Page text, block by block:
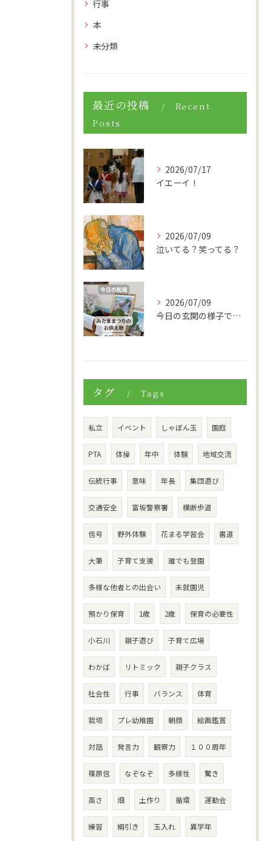
行事
本
未分類
最近の投稿
Recent
Posts
2026/07/17
イエーイ！
2026/07/09
泣いてる？笑ってる？
2026/07/09
今日の玄関の様子です。
タグ Tags
私立 イベント しゃぼん玉 園庭
PTA 体操 年中 体験 地域交流
伝統行事 意味 年長 集団遊び
交通安全 富坂警察署 横断歩道
信号 野外体験 花まる学習会 書道
大筆 子育て支援 誰でも登園
多様な他者との出会い 未就園児
預かり保育 1歳 2歳 保育の必要性
小石川 親子遊び 子育て広場
わかば リトミック 親子クラス
社会性 行事 バランス 体育
栽培 プレ幼稚園 朝顔 絵画鑑賞
対話 発言力 観察力 １００周年
篠原信 なぞなぞ 多様性 驚き
高さ 畑 土作り 循環 運動会
練習 綱引き 玉入れ 異学年